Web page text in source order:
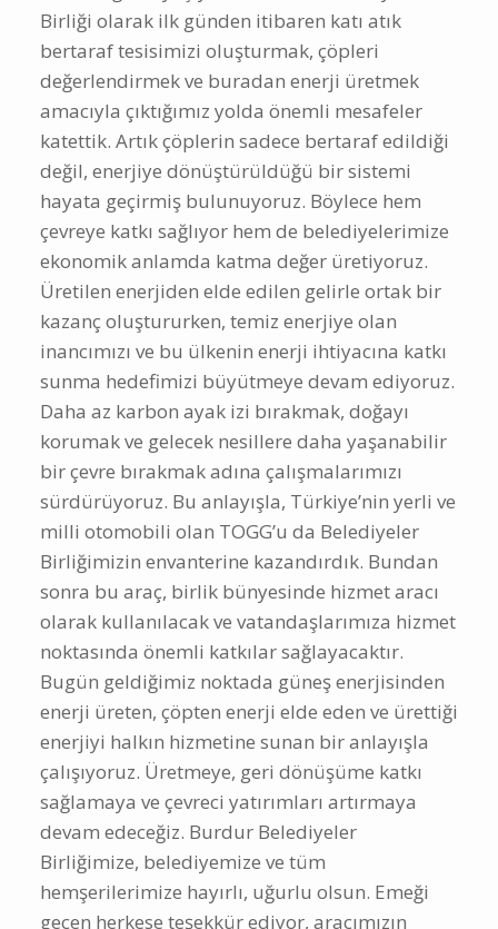
Birliği olarak ilk günden itibaren katı atık
bertaraf tesisimizi oluşturmak, çöpleri
değerlendirmek ve buradan enerji üretmek
amacıyla çıktığımız yolda önemli mesafeler
katettik. Artık çöplerin sadece bertaraf edildiği
değil, enerjiye dönüştürüldüğü bir sistemi
hayata geçirmiş bulunuyoruz. Böylece hem
çevreye katkı sağlıyor hem de belediyelerimize
ekonomik anlamda katma değer üretiyoruz.
Üretilen enerjiden elde edilen gelirle ortak bir
kazanç oluştururken, temiz enerjiye olan
inancımızı ve bu ülkenin enerji ihtiyacına katkı
sunma hedefimizi büyütmeye devam ediyoruz.
Daha az karbon ayak izi bırakmak, doğayı
korumak ve gelecek nesillere daha yaşanabilir
bir çevre bırakmak adına çalışmalarımızı
sürdürüyoruz. Bu anlayışla, Türkiye’nin yerli ve
milli otomobili olan TOGG’u da Belediyeler
Birliğimizin envanterine kazandırdık. Bundan
sonra bu araç, birlik bünyesinde hizmet aracı
olarak kullanılacak ve vatandaşlarımıza hizmet
noktasında önemli katkılar sağlayacaktır.
Bugün geldiğimiz noktada güneş enerjisinden
enerji üreten, çöpten enerji elde eden ve ürettiği
enerjiyi halkın hizmetine sunan bir anlayışla
çalışıyoruz. Üretmeye, geri dönüşüme katkı
sağlamaya ve çevreci yatırımları artırmaya
devam edeceğiz. Burdur Belediyeler
Birliğimize, belediyemize ve tüm
hemşerilerimize hayırlı, uğurlu olsun. Emeği
geçen herkese teşekkür ediyor, aracımızın